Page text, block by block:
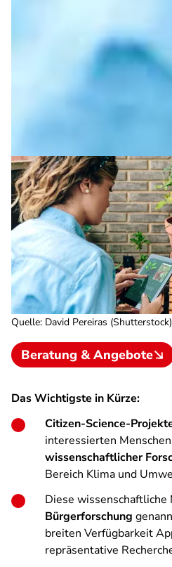
Quelle: David Pereiras
Beratung & Angebote
Das Wichtigste in Kürze:
Citizen-Science-
interessierten
wissenschaftlicher
Bereich Klima und
Diese wissenschaftliche
Bürgerforschung
breiten Verfügbarkeit
repräsentative